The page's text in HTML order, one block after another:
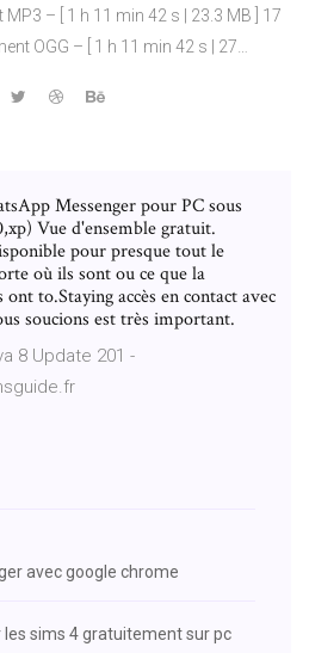
– [ 1 h 11 min 42 s | 23.3 MB ] 17
OGG – [ 1 h 11 min 42 s | 27…
Messenger pour PC sous
Vue d'ensemble gratuit.
pour presque tout le
où ils sont ou ce que la
to.Staying accès en contact avec
soucions est très important.
8 Update 201 -
avec google chrome
sims 4 gratuitement sur pc